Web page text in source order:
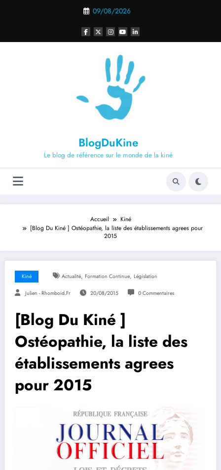
09/08/2026
BlogDuKine
Le blog de référence sur le monde de la kiné
Accueil
Kiné
[Blog Du Kiné ] Ostéopathie, la liste des établissements agrees pour
2015
Kiné Actualité, Formation Continue, Législation
Julien - Rhomboid.fr 20/08/2015 0 Commentaires
[Blog Du Kiné ]
Ostéopathie, la liste des
établissements agrees
pour 2015